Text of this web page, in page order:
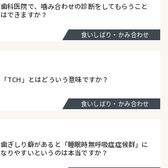
歯科医院で、噛み合わせの診断をしてもらうこと
はできますか？
食いしばり・かみ合わせ
「TCH」とはどういう意味ですか？
食いしばり・かみ合わせ
歯ぎしり癖があると「睡眠時無呼吸症症候群」に
なりやすいというのは本当ですか？